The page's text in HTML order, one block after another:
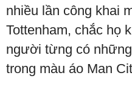
nhiều lần công khai
Tottenham, chắc họ
người từng có
trong màu áo Man